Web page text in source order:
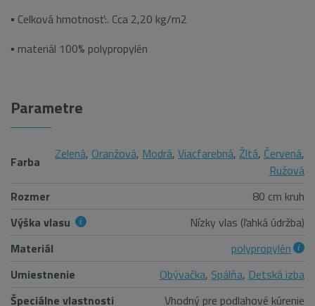
▪ Celková hmotnosť:. Cca 2,20 kg/m2
▪ materiál 100% polypropylén
Parametre
Farba Zelená, Oranžová, Modrá, Viacfarebná, Žltá, Červená,
Ružová
Rozmer
80 cm kruh
Výška vlasu
Nízky vlas (ľahká údržba)
Materiál
polypropylén
Umiestnenie
Obývačka, Spálňa, Detská izba
Špeciálne vlastnosti
Vhodný pre podlahové kúrenie